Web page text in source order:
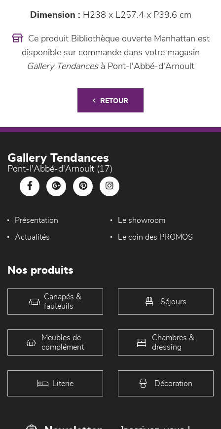
Dimension : H238 x L257.4 x P39.6 cm
Ce produit Bibliothèque ouverte Manhattan est
disponible sur commande dans votre magasin
Gallery Tendancesà Pont-l'Abbé-d'Arnoult
RETOUR
Gallery Tendances
Pont-l'Abbé-d'Arnoult (17)
Présentation Le showroom
Actualités Le coin des PROMOS
Nos produits
Canapés &
fauteuils
Séjours
Meubles de
complément
Chambres &
dressing
Literie Décoration